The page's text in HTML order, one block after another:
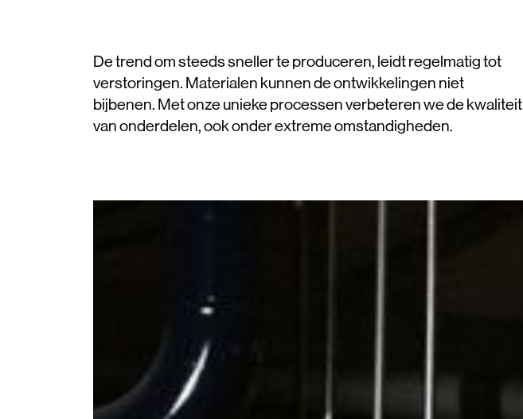
De trend om steeds sneller te produceren, leidt regelmatig tot
verstoringen. Materialen kunnen de ontwikkelingen niet
bijbenen. Met onze unieke processen verbeteren we de kwaliteit
van onderdelen, ook onder extreme omstandigheden.